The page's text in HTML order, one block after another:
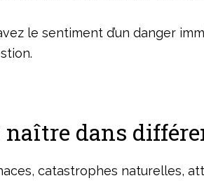
le sentiment d’un danger
dans
catastrophes naturelles,